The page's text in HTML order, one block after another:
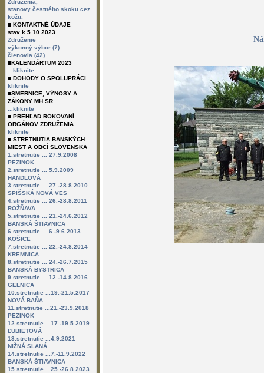
Združenia,
stanovy čestného skoku cez
kožu.
KONTAKTNÉ ÚDAJE
stav k 5.10.2023
Združenie
výkonný výbor (7)
členovia (42)
KALENDÁRTUM 2023
...kliknite
DOHODY O SPOLUPRÁCI
kliknite
SMERNICE, VÝNOSY A
ZÁKONY MH SR
...kliknite
PREHĽAD ROKOVANÍ
ORGÁNOV ZDRUŽENIA
kliknite
STRETNUTIA BANSKÝCH
MIEST A OBCÍ SLOVENSKA
1.stretnutie ... 27.9.2008
PEZINOK
2.stretnutie ... 5.9.2009
HANDLOVÁ
3.stretnutie ... 27.-28.8.2010
SPIŠSKÁ NOVÁ VES
4.stretnutie ... 26.-28.8.2011
ROŽŇAVA
5.stretnutie ... 21.-24.6.2012
BANSKÁ ŠTIAVNICA
6.stretnutie ... 6.-9.6.2013
KOŠICE
7.stretnutie ... 22.-24.8.2014
KREMNICA
8.stretnutie ... 24.-26.7.2015
BANSKÁ BYSTRICA
9.stretnutie ... 12.-14.8.2016
GELNICA
10.stretnutie ...19.-21.5.2017
NOVÁ BAŇA
11.stretnutie ...21.-23.9.2018
PEZINOK
12.stretnutie ...17.-19.5.2019
ĽUBIETOVÁ
13.stretnutie ...4.9.2021
NIŽNÁ SLANÁ
14.stretnutie ...7.-11.9.2022
BANSKÁ ŠTIAVNICA
15.stretnutie ...25.-26.8.2023